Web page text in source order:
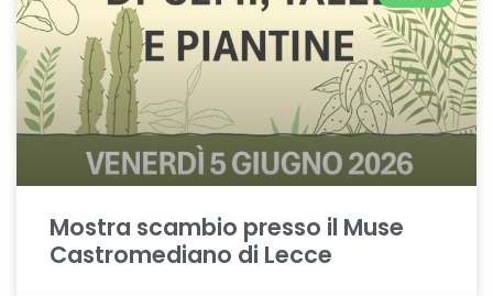
Mostra scambio presso il Muse
Castromediano di Lecce